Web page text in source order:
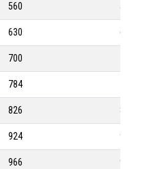
560 560-
630 630-
700
784
826 826-
924 924-
966 966-